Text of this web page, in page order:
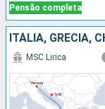
Pensão completa
ITÁLIA, GRÉCIA,
MSC Lirica